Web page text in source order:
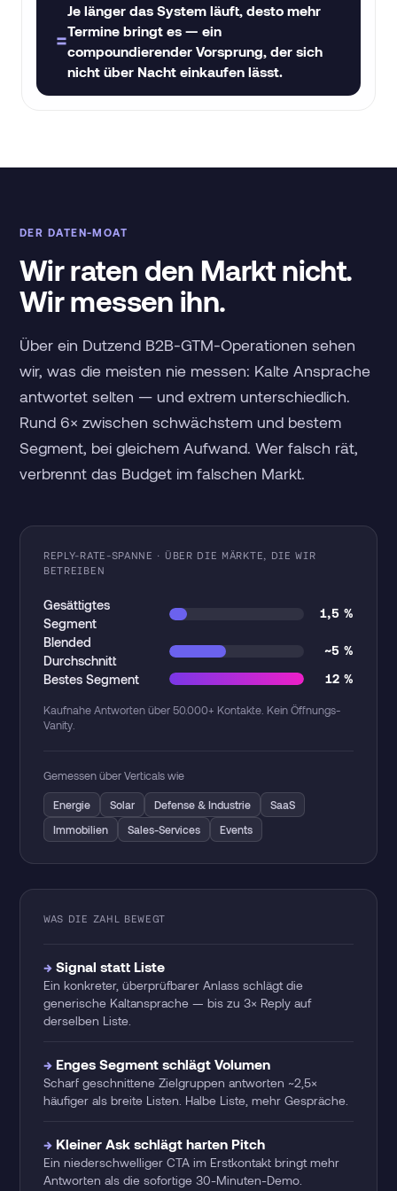
LLMs Austauschbar
=
Je länger das System läuft, desto mehr
Termine bringt es — ein
compoundierender Vorsprung, der sich
nicht über Nacht einkaufen lässt.
DER DATEN-MOAT
Wir raten den Markt nicht.
Wir messen ihn.
Über ein Dutzend B2B-GTM-Operationen sehen
wir, was die meisten nie messen: Kalte Ansprache
antwortet selten — und extrem unterschiedlich.
Rund 6× zwischen schwächstem und bestem
Segment, bei gleichem Aufwand. Wer falsch rät,
verbrennt das Budget im falschen Markt.
REPLY-RATE-SPANNE · ÜBER DIE MÄRKTE, DIE WIR
BETREIBEN
Gesättigtes
Segment
1,5 %
Blended
Durchschnitt
~5 %
Bestes Segment 12 %
Kaufnahe Antworten über 50.000+ Kontakte. Kein Öffnungs-
Vanity.
Gemessen über Verticals wie
Energie Solar Defense & Industrie
SaaS
Immobilien
Sales-Services Events
WAS DIE ZAHL BEWEGT
Signal statt Liste
Ein konkreter, überprüfbarer Anlass schlägt die
generische Kaltansprache — bis zu 3× Reply auf
derselben Liste.
Enges Segment schlägt Volumen
Scharf geschnittene Zielgruppen antworten ~2,5×
häufiger als breite Listen. Halbe Liste, mehr Gespräche.
Kleiner Ask schlägt harten Pitch
Ein niederschwelliger CTA im Erstkontakt bringt mehr
Antworten als die sofortige 30-Minuten-Demo.